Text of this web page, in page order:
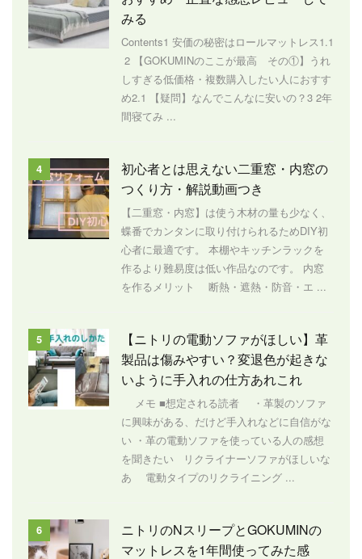
みる
Contents1 安価の秘密はロールマットレス1.1
2 【GOKUMINのここが最高 その①】うれ
しすぎる低価格・複数購入したい人におすす
め2.1 【疑問】なんでこんなに安いの？3 2年
間寝てみ ...
4
初心者とは思えない二重窓・内窓の
つくり方・解説動画つき
【二重窓・内窓】は使う木材の量も少なく、
蝶番でカンタンに取り付けられるためDIY初
心者に最適です。 本棚やキッチンラックを
作るより難易度は低い作品なのです。 内窓
を作るメリット 断熱・遮熱・防音・エ ...
5
【ニトリの電動ソファがほしい】革
製品は傷みやすい？変退色が起きな
いように手入れの仕方あれこれ
メモ ■想定される読者 ・革製のソファ
に興味がある、だけど手入れなどに自信がな
い ・革の電動ソファを使っている人の感想
を聞きたい リクライナーソファがほしいな
あ 電動タイプのリクライニング ...
6
ニトリのNスリープとGOKUMINの
マットレスを1年間使ってみた感